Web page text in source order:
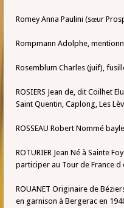
Romey Anna Paulini (sœur
Rompmann Adolphe,
Rosemblum Charles (juif),
ROSIERS Jean de, dit Coilhet
Saint Quentin, Caplong, Les
ROSSEAU Robert Nommé
ROTURIER Jean Né à Sainte
participer au Tour de France
ROUANET Originaire de
en garnison à Bergerac en